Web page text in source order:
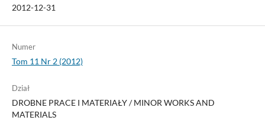
2012-12-31
Numer
Tom 11 Nr 2 (2012)
Dział
DROBNE PRACE I MATERIAŁY / MINOR WORKS AND
MATERIALS